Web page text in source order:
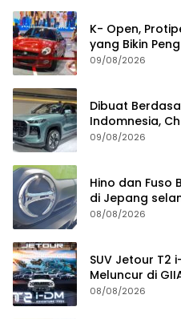
K- Open,
yang Bikin
Penasaran
09/08/2026
Dibuat
Indomnesia,
Kuartal IV
09/08/2026
Hino dan Fuso
di Jepang
08/08/2026
SUV Jetour T2
Meluncur di
08/08/2026